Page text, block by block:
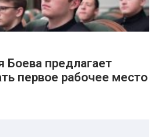
Боева предлагает
первое рабочее место